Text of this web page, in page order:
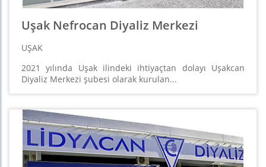
Uşak Nefrocan Diyaliz Merkezi
UŞAK
2021 yılında Uşak ilindeki ihtiyaçtan dolayı Uşakcan
Diyaliz Merkezi şubesi olarak kurulan...